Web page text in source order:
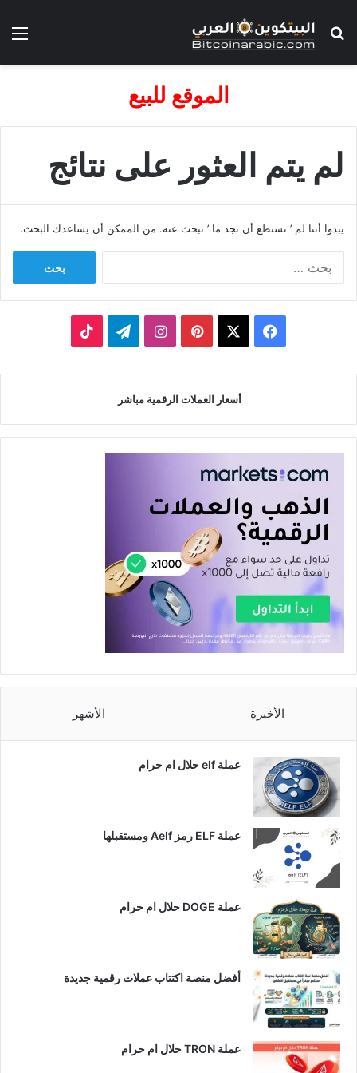
بحث عن
الموقع للبيع
لم يتم العثور على نتائج
يبدوا أننا لم ’ نستطع أن نجد ما ’ تبحث عنه. من الممكن أن يساعدك البحث.
فيسبوك بينتيريستانستقرامتيلقرام
أسعار العملات الرقمية مباشر
الأخيرة الأشهر
عملة elf حلال ام حرام
عملة ELF رمز Aelf ومستقبلها
عملة DOGE حلال ام حرام
أفضل منصة اكتتاب عملات رقمية جديدة
عملة TRON حلال ام حرام​